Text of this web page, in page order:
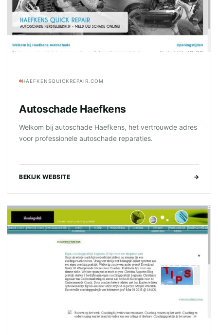
HAEFKENSQUICKREPAIR.COM
Autoschade Haefkens
Welkom bij autoschade Haefkens, het vertrouwde adres
voor professionele autoschade reparaties.
BEKIJK WEBSITE →